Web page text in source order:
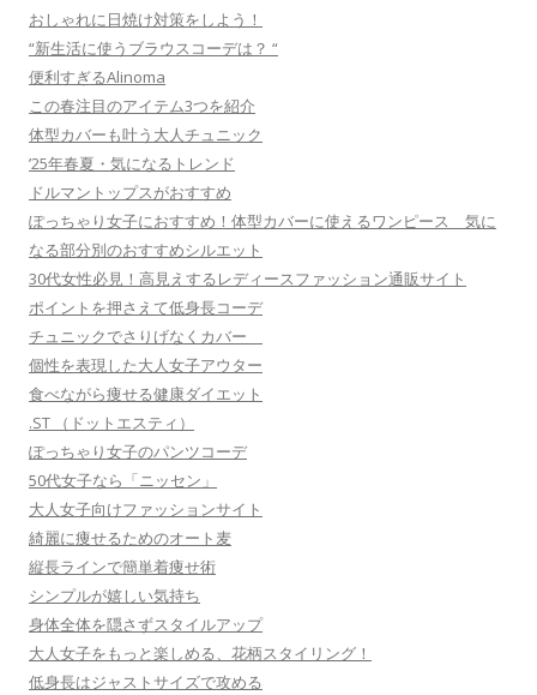
おしゃれに日焼け対策をしよう！
“新生活に使うブラウスコーデは？ “
便利すぎるAlinoma
この春注目のアイテム3つを紹介
体型カバーも叶う大人チュニック
’25年春夏・気になるトレンド
ドルマントップスがおすすめ
ぽっちゃり女子におすすめ！体型カバーに使えるワンピース 気に
なる部分別のおすすめシルエット
30代女性必見！高見えするレディースファッション通販サイト
ポイントを押さえて低身長コーデ
チュニックでさりげなくカバー
個性を表現した大人女子アウター
食べながら痩せる健康ダイエット
.ST （ドットエスティ）
ぽっちゃり女子のパンツコーデ
50代女子なら「ニッセン」
大人女子向けファッションサイト
綺麗に痩せるためのオート麦
縦長ラインで簡単着痩せ術
シンプルが嬉しい気持ち
身体全体を隠さずスタイルアップ
大人女子をもっと楽しめる、花柄スタイリング！
低身長はジャストサイズで攻める